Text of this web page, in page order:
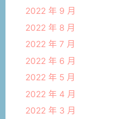
2022 年 9 月
2022 年 8 月
2022 年 7 月
2022 年 6 月
2022 年 5 月
2022 年 4 月
2022 年 3 月